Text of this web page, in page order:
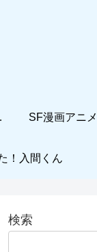
メ SF漫画アニメ
！入間くん
検索